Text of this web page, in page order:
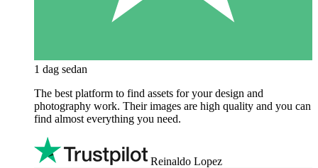
1 dag sedan
The best platform to find assets for your design and
photography work. Their images are high quality and you can
find almost everything you need.
Reinaldo Lopez